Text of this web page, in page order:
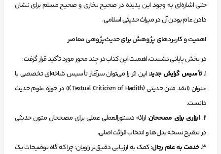
حتی اشاره‌ای به وجود این پدیده در صحیح بخاری و صحیح مسلم برای نشان
دادن عام بودن آن در میراث حدیثی اسلامی.
اهمیت و کاربردهای پژوهش برای حدیث‌پژوهی معاصر
در بخش پایانی نشست، اهمیت این کتاب در چند محور مورد تأکید قرار گرفت:
۱. تأسیس گرایش جدید: این اثر را می‌توان سرآغاز تأسیس شاخه‌ای تخصصی با
عنوان «نقد متن حدیثی (Textual Criticism of Hadith)» در حوزه علوم حدیث
دانست.
۲. ابزاری برای مصححان: ارائه دستورالعملی عملی برای مصححان متون حدیثی
در تنقیح نسخه بدل‌ها و انتخاب قرائت اصلی.
۳. خدمت به علم رجال: کمک به ارزیابی دقیق‌تر راویان؛ چرا که گاه توضیحات یک